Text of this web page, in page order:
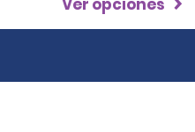
Ver opciones